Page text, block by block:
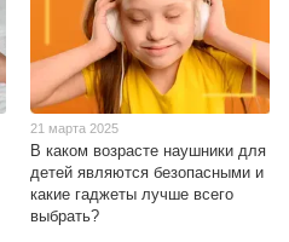
21 марта 2025
В каком возрасте наушники для
детей являются безопасными и
какие гаджеты лучше всего
выбрать?